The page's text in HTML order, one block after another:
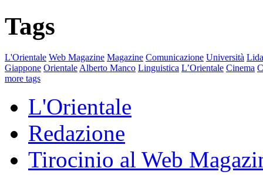
Tags
L'Orientale Web Magazine Magazine Comunicazione Università
Giappone Orientale Alberto Manco Linguistica L’Orientale Cinema
more tags
L'Orientale
Redazione
Tirocinio al Web